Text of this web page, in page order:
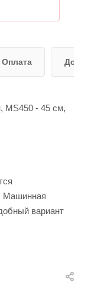
Оплата
MS450 - 45 см,
Машинная
вариант